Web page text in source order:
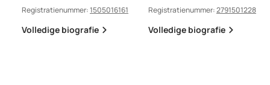
Registratienummer:1505016161
Volledige biografie
Registratienummer:2791501228
Volledige biografie